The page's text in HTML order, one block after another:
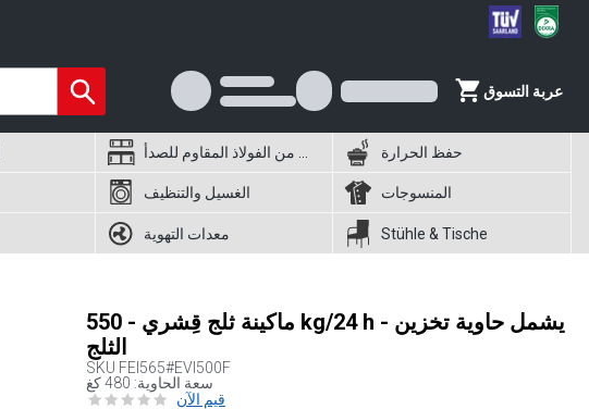
عربة التسوق
حفظ الحرارة
الغسيل والتنظيف المنسوجات
معدات التهوية Stühle & Tische
ماكينة ثلج قِشري - 550 kg/24 h - يشمل حاوية تخزين
الثلج
SKU FEI565#EVI500F
سعة الحاوية: 480 كغ
قيم الآن